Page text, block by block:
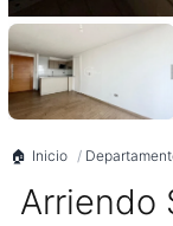
Inicio
Arriendo